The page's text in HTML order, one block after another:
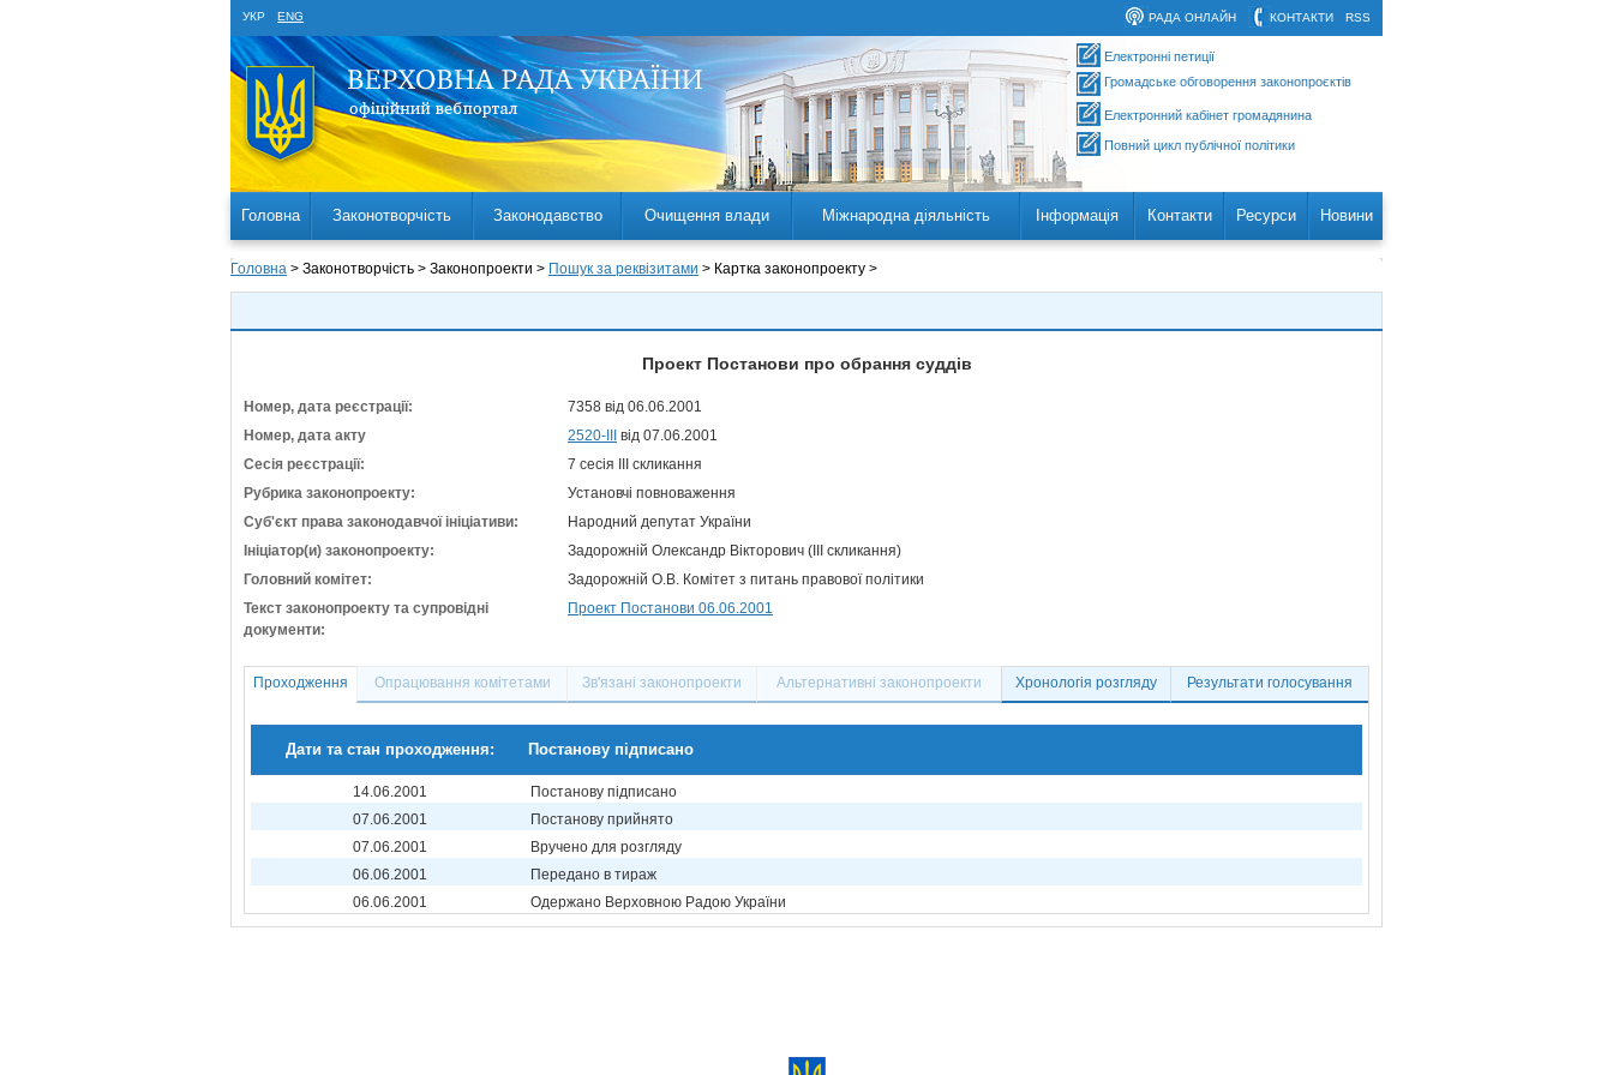
УКР ENG RSS
КОНТАКТИ
РАДА ОНЛАЙН
Електронні петиції
Громадське обговорення законопроєктів
Електронний кабінет громадянина
Повний цикл публічної політики
Головна Законотворчість Законодавство Очищення влади Міжнародна діяльність Інформація Контакти Ресурси Новини
Головна > Законотворчість > Законопроекти > Пошук за реквізитами > Картка законопроекту >
Проект Постанови про обрання суддів
Номер, дата реєстрації:
7358 від 06.06.2001
Номер, дата акту
2520-III
від 07.06.2001
Сесія реєстрації:
7 сесія III скликання
Рубрика законопроекту:
Установчі повноваження
Суб'єкт права законодавчої ініціативи:
Народний депутат України
Ініціатор(и) законопроекту:
Задорожній Олександр Вікторович (III скликання)
Головний комітет:
Задорожній О.В. Комітет з питань правової політики
Текст законопроекту та супровідні
документи:
Проект Постанови 06.06.2001
Проходження Опрацювання комітетами Зв'язані законопроекти Альтернативні законопроекти Хронологія розгляду Результати голосування
Дати та стан проходження: Постанову підписано
14.06.2001
Постанову підписано
07.06.2001
Постанову прийнято
07.06.2001
Вручено для розгляду
06.06.2001
Передано в тираж
06.06.2001
Одержано Верховною Радою України